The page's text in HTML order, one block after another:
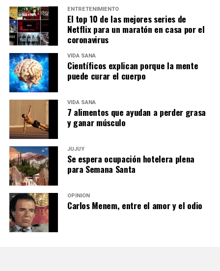
ENTRETENIMIENTO
El top 10 de las mejores series de
Netflix para un maratón en casa por el
coronavirus
VIDA SANA
Científicos explican porque la mente
puede curar el cuerpo
VIDA SANA
7 alimentos que ayudan a perder grasa
y ganar músculo
JUJUY
Se espera ocupación hotelera plena
para Semana Santa
OPINIÓN
Carlos Menem, entre el amor y el odio